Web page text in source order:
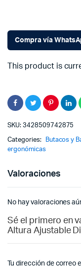
Compra vía
This product is
SKU: 3428509742875
Categories: Butacos y
ergonómicas
Valoraciones
No hay valoraciones
Sé el primero en
Altura Ajustable
Tu dirección de correo